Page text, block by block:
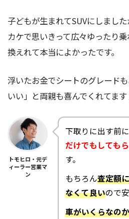
子どもが生まれてSUVにしまし
カケで思いきって広々ゆったり
換えれて本当によかったです。
浮いたお金でシートのグレード
いい」と両親も喜んでくれてま
トモヒロ・元デ
ィーラー営業マ
ン
下取りに出す前
だけでもしても
す。
もちろん査定額
なくて良いので安
車がいくらなの